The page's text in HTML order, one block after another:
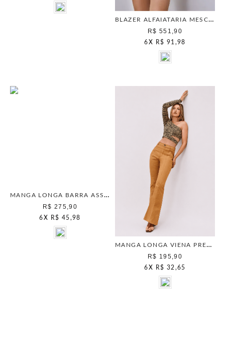
BLAZER ALFAIATARIA MESCLA
R$ 551,90
6 X R$ 91,98
MANGA LONGA BARRA ASSIMETRICA BEGE PAPER
R$ 275,90
6 X R$ 45,98
MANGA LONGA VIENA PRETO
R$ 195,90
6 X R$ 32,65